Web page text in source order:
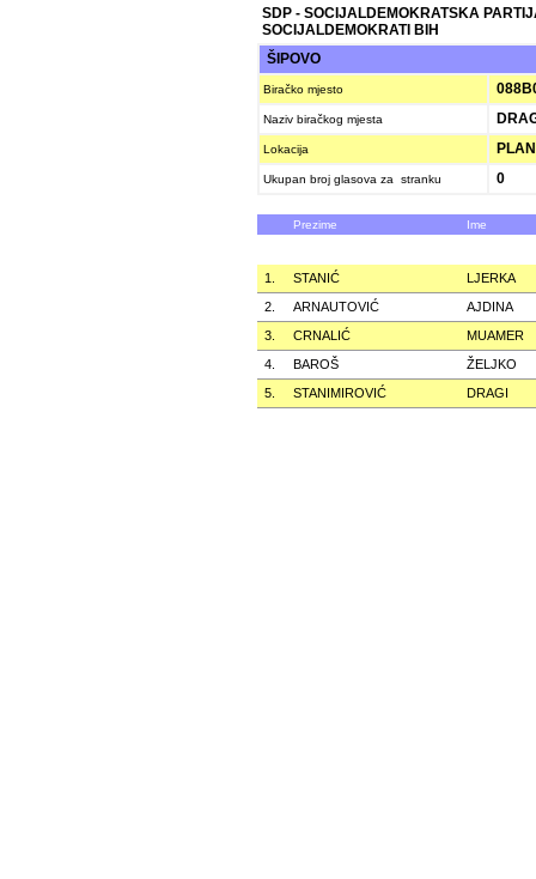
SDP - SOCIJALDEMOKRATSKA
SOCIJALDEMOKRATI BIH
ŠIPOVO
Biračko mjesto
Naziv biračkog mjesta
Lokacija
Ukupan broj glasova za stranku 0
Prezime Ime
1. STANIĆ
LJERKA
2.
ARNAUTOVIĆ
AJDINA
3.
CRNALIĆ
MUAMER
4.
BAROŠ
ŽELJKO
5.
STANIMIROVIĆ DRAGI